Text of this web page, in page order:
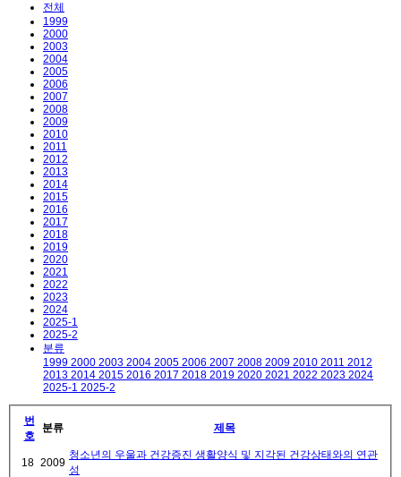
전체
1999
2000
2003
2004
2005
2006
2007
2008
2009
2010
2011
2012
2013
2014
2015
2016
2017
2018
2019
2020
2021
2022
2023
2024
2025-1
2025-2
분류
1999 2000 2003 2004 2005 2006 2007 2008 2009 2010 2011 2012
2013 2014 2015 2016 2017 2018 2019 2020 2021 2022 2023 2024
2025-1 2025-2
번
호
분류 제목
18 2009
청소년의 우울과 건강증진 생활양식 및 지각된 건강상태와의 연관
성